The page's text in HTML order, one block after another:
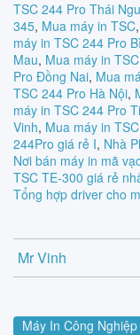
TSC 244 Pro Thái
345, Mua máy in TSC,
máy in TSC 244 Pro
Mau, Mua máy in
Pro Đồng Nai, Mua
TSC 244 Pro Hà Nội,
máy in TSC 244 Pro
Vinh, Mua máy in
244Pro giá rẻ I, Nhà
Nơi bán máy in mã
TSC TE-300 giá rẻ
Tổng hợp driver cho
Mr Vinh
Máy In Công Nghiệp